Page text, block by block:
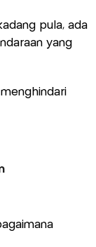
pula, ada
yang